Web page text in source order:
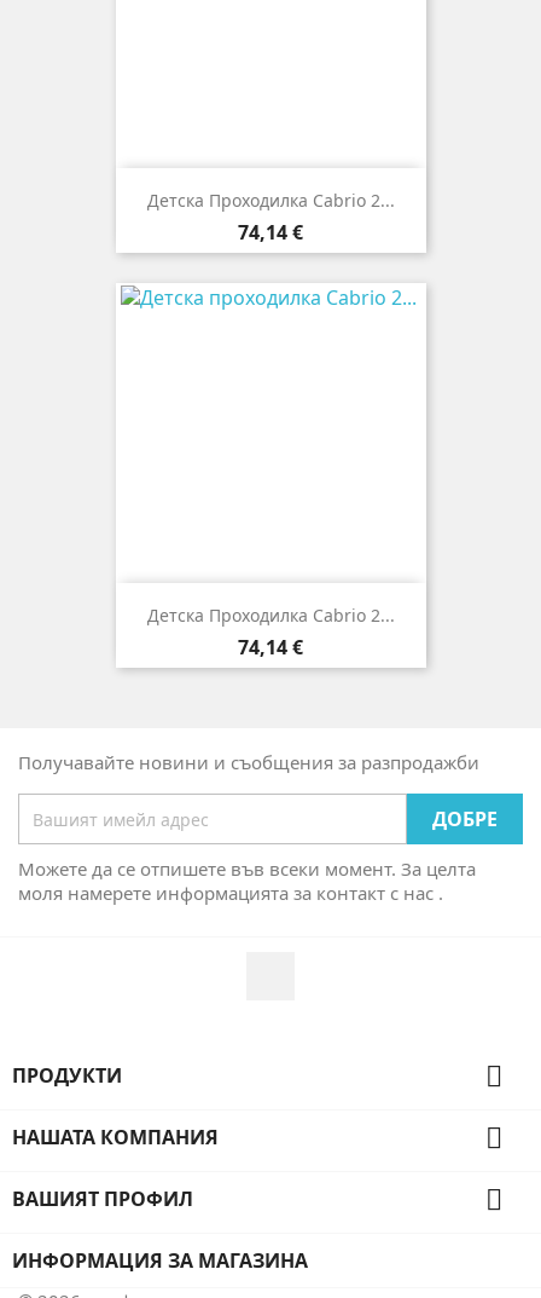
Детска Проходилка Cabrio 2...
Цена
74,14 €
Детска Проходилка Cabrio 2...
Цена
74,14 €
Получавайте новини и съобщения за разпродажби
Можете да се отпишете във всеки момент. За целта
моля намерете информацията за контакт с нас .
ПРОДУКТИ 
НАШАТА КОМПАНИЯ 
ВАШИЯТ ПРОФИЛ 
ИНФОРМАЦИЯ ЗА МАГАЗИНА